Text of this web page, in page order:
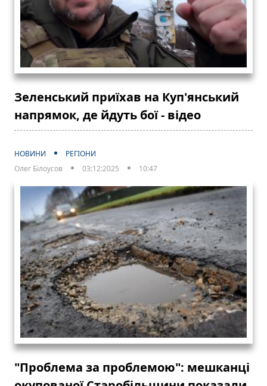
Зеленський приїхав на Куп'янський
напрямок, де йдуть бої - відео
НОВИНИ
РЕГІОНИ
Олег Білоусов
03:12:2025 10:47
"Проблема за проблемою": мешканці